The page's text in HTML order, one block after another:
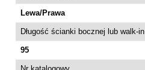
Lewa/Prawa
Długość ścianki bocznej lub walk-in
95